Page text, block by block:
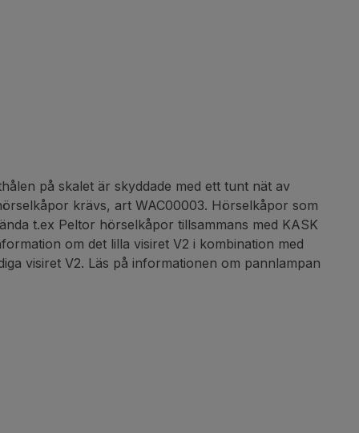
på skalet är skyddade med ett tunt nät av
krävs, art WAC00003. Hörselkåpor som
t.ex Peltor hörselkåpor tillsammans med KASK
om det lilla visiret V2 i kombination med
visiret V2. Läs på informationen om pannlampan